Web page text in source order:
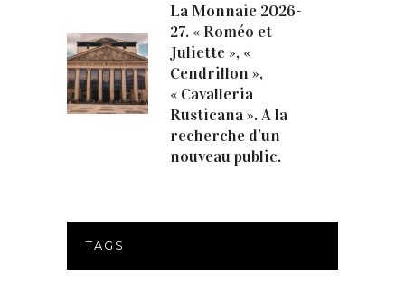
La Monnaie 2026-
27. « Roméo et
Juliette », «
Cendrillon »,
« Cavalleria
Rusticana ». A la
recherche d’un
nouveau public.
TAGS